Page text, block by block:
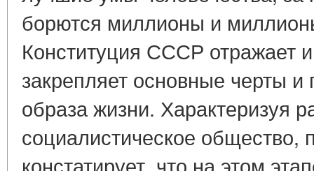
борются миллионы и
Конституция СССР отражает
закрепляет основные черты и
образа жизни. Характеризуя
социалистическое общество,
констатирует, что на этом